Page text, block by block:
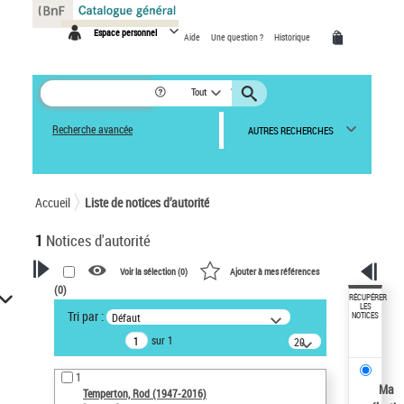
Espace personnel Aide Une question ? Historique
Tout
Recherche avancée AUTRES RECHERCHES
Accueil Liste de notices d’autorité
1 Notices d'autorité
VOTRE RECHERCHE
Recherche avancée dans les
notices d’autorité
Œuvres liées à l'auteur :
Temperton, Rod (1947-2016)
Voir la sélection (0) Ajouter à mes références
(0)
Tri par : Défaut
sur 1
20
résultats/page
1
Temperton, Rod (1947-2016)
RÉCUPÉRER
LES
NOTICES
Ma
Panneau de gestion des cookies